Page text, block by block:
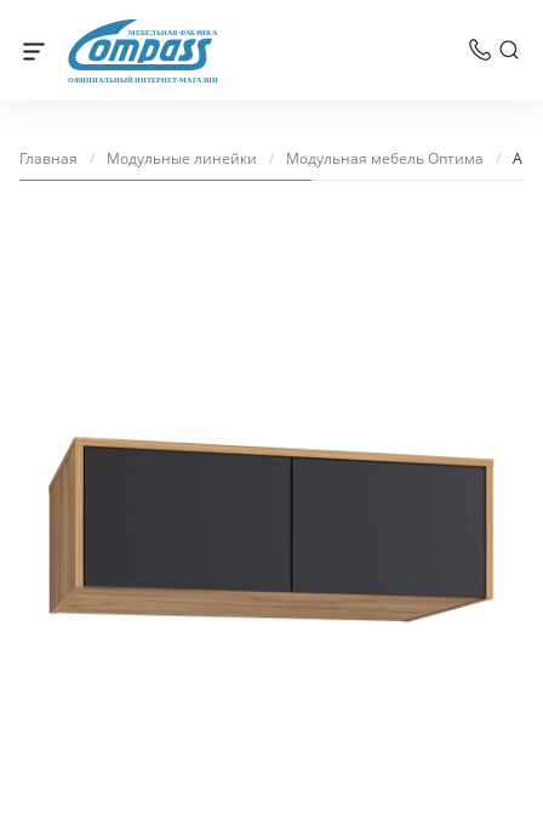
МЕБЕЛЬНАЯ ФАБРИКА
ОФИЦИАЛЬНЫЙ ИНТЕРНЕТ-МАГАЗИН
Главная / Модульные линейки / Модульная мебель Оптима /